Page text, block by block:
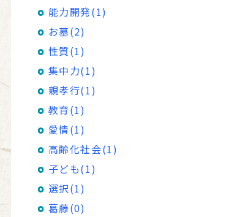
能力開発(1)
お墓(2)
性質(1)
集中力(1)
親孝行(1)
教育(1)
愛情(1)
高齢化社会(1)
子ども(1)
選択(1)
葛藤(0)